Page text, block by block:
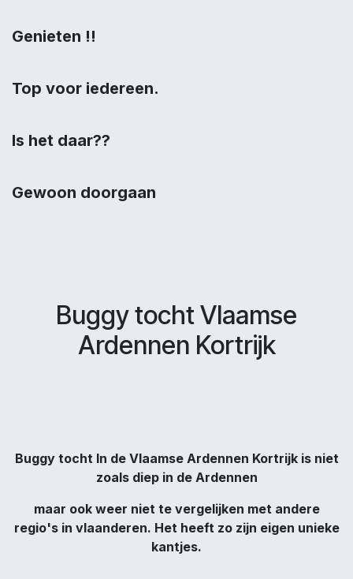
Genieten !!
Top voor iedereen.
Is het daar??
Gewoon doorgaan
Buggy tocht Vlaamse
Ardennen Kortrijk
Buggy tocht In de Vlaamse Ardennen Kortrijk is niet
zoals diep in de Ardennen
maar ook weer niet te vergelijken met andere
regio's in vlaanderen. Het heeft zo zijn eigen unieke
kantjes.